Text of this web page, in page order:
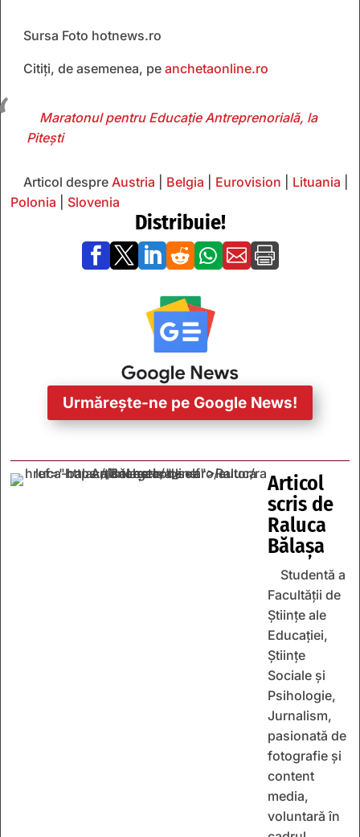
Sursa Foto hotnews.ro
Citiți, de asemenea, pe anchetaonline.ro
Maratonul pentru Educație Antreprenorială, la
Pitești
Articol despre Austria Belgia Eurovision Lituania
Polonia
Slovenia
Distribuie!
      
Urmărește-ne pe Google News!
Articol
scris de
Raluca
Bălașa
Studentă a
Facultății de
Științe ale
Educației,
Științe
Sociale și
Psihologie,
Jurnalism,
pasionată de
fotografie și
content
media,
voluntară în